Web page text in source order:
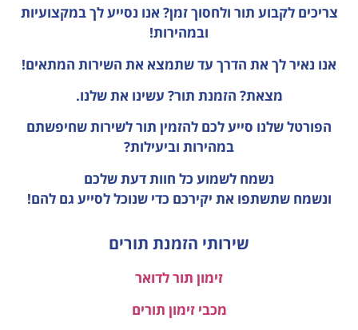
צריכים לקבוע תור ולחסוך זמן? אנו נסייע לך במקצועיות
ובמהירות!
אנו נאיר לך את הדרך עד שתמצא את השירות המתאים!
מצאת? הזמנת תור? עשינו את שלנו.
הפורטל שלנו סייע לכם להזמין תור לשירות שחיפשתם
במהירות וביעילות?
נשמח לשמוע כל חוות דעתשלכם
ונשמח שתשתפו את יקירכם כדי שנוכל לסייע גם להם!
שירותי הזמנת תורים
זימון תור לדואר
מכבי זימון תורים